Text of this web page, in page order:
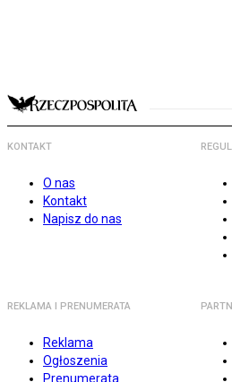
KONTAKT
O nas
Kontakt
Napisz do nas
REKLAMA I PRENUMERATA
Reklama
Ogłoszenia
Prenumerata